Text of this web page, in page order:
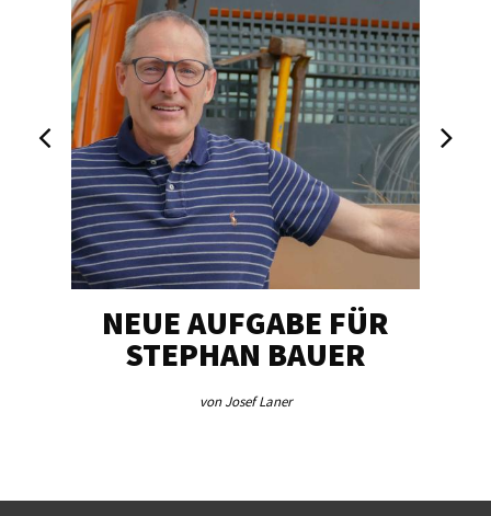
„UNSER HERZSTÜCK“
von Josef Laner